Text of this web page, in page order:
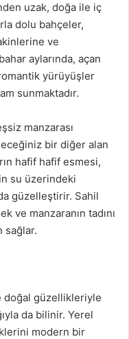
uzak, doğa ile iç
dolu bahçeler,
ve
aylarında, açan
yürüyüşler
sunmaktadır.
manzarası
bir diğer alan
hafif hafif esmesi,
su üzerindeki
güzelleştirir. Sahil
ve manzaranın tadını
sağlar.
doğal güzellikleriyle
da bilinir. Yerel
modern bir